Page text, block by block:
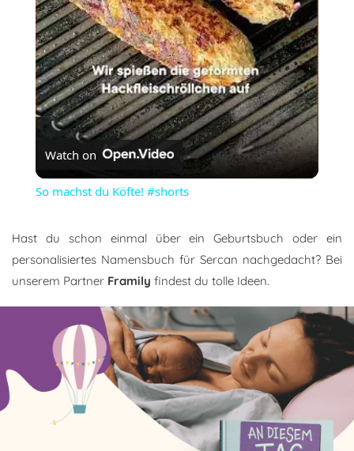
Watch on
So machst du Köfte! #shorts
Hast du schon einmal über ein Geburtsbuch oder ein
personalisiertes Namensbuch für Sercan nachgedacht? Bei
unserem Partner Framily findest du tolle Ideen.